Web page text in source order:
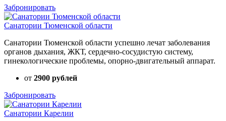
Забронировать
Санатории Тюменской области
Санатории Тюменской области успешно лечат заболевания
органов дыхания, ЖКТ, сердечно-сосудистую систему,
гинекологические проблемы, опорно-двигательный аппарат.
от 2900 рублей
Забронировать
Санатории Карелии